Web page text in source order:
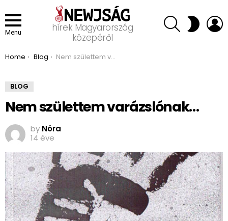
Menu
hírek Magyarország
közepéről
SEARCH SWITCH
SKIN
You are here:
Home Blog Nem születtem varázslónak…
BLOG
Nem születtem varázslónak…
by Nóra
14 éve